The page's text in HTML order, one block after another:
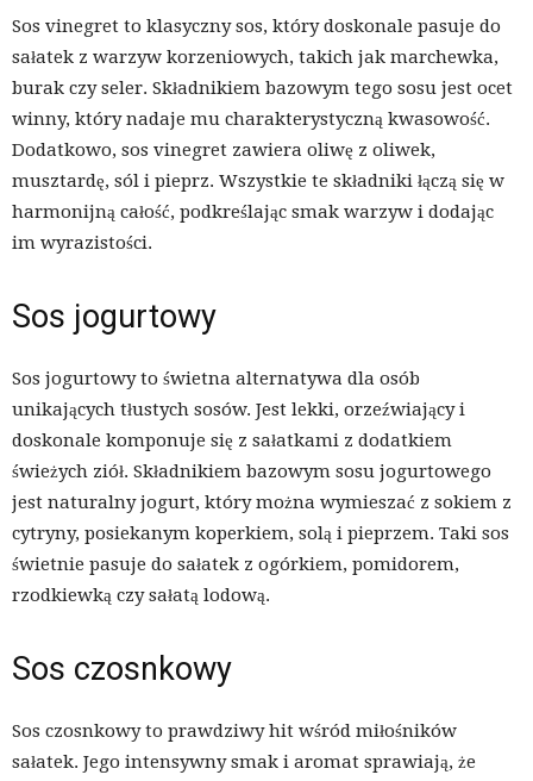
Sos vinegret to klasyczny sos, który doskonale pasuje do
sałatek z warzyw korzeniowych, takich jak marchewka,
burak czy seler. Składnikiem bazowym tego sosu jest ocet
winny, który nadaje mu charakterystyczną kwasowość.
Dodatkowo, sos vinegret zawiera oliwę z oliwek,
musztardę, sól i pieprz. Wszystkie te składniki łączą się w
harmonijną całość, podkreślając smak warzyw i dodając
im wyrazistości.
Sos jogurtowy
Sos jogurtowy to świetna alternatywa dla osób
unikających tłustych sosów. Jest lekki, orzeźwiający i
doskonale komponuje się z sałatkami z dodatkiem
świeżych ziół. Składnikiem bazowym sosu jogurtowego
jest naturalny jogurt, który można wymieszać z sokiem z
cytryny, posiekanym koperkiem, solą i pieprzem. Taki sos
świetnie pasuje do sałatek z ogórkiem, pomidorem,
rzodkiewką czy sałatą lodową.
Sos czosnkowy
Sos czosnkowy to prawdziwy hit wśród miłośników
sałatek. Jego intensywny smak i aromat sprawiają, że